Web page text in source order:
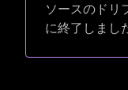
ソースのドリ
に終了しまし